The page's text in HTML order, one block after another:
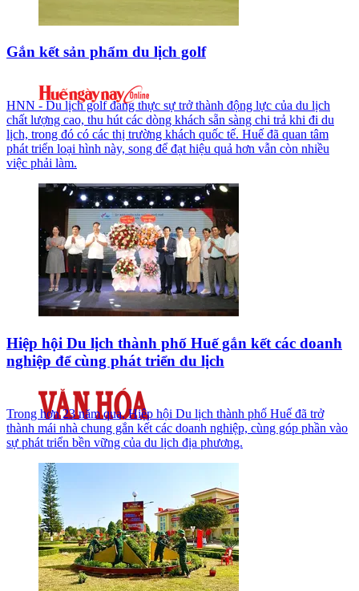
Gắn kết sản phẩm du lịch golf
HNN - Du lịch golf đang thực sự trở thành động lực của du lịch
chất lượng cao, thu hút các dòng khách sẵn sàng chi trả khi đi du
lịch, trong đó có các thị trường khách quốc tế. Huế đã quan tâm
phát triển loại hình này, song để đạt hiệu quả hơn vẫn còn nhiều
việc phải làm.
Hiệp hội Du lịch thành phố Huế gắn kết các doanh
nghiệp để cùng phát triển du lịch
Trong hơn 23 năm qua, Hiệp hội Du lịch thành phố Huế đã trở
thành mái nhà chung gắn kết các doanh nghiệp, cùng góp phần vào
sự phát triển bền vững của du lịch địa phương.